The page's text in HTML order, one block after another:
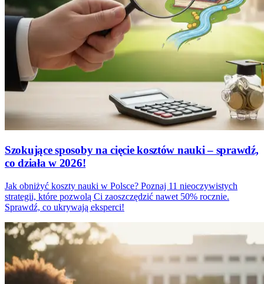
Szokujące sposoby na cięcie kosztów nauki – sprawdź,
co działa w 2026!
Jak obniżyć koszty nauki w Polsce? Poznaj 11 nieoczywistych
strategii, które pozwolą Ci zaoszczędzić nawet 50% rocznie.
Sprawdź, co ukrywają eksperci!